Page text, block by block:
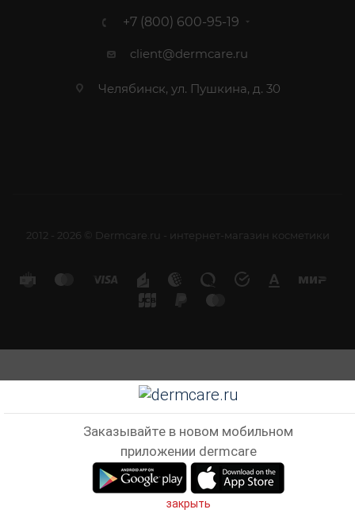
+7 (800) 600-95-19
client@dermcare.ru
Челябинск, ул. Пушкина, д. 30
2012 - 2026 © Dermcare.ru - интернет-магазин косметики
Заказывайте в новом мобильном
приложении dermcare
закрыть
Избранные